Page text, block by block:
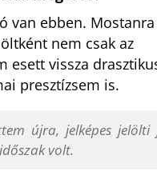
van ebben.
nem csak az
esett vissza
presztízsem is.
újra, jelképes jelölti
volt.